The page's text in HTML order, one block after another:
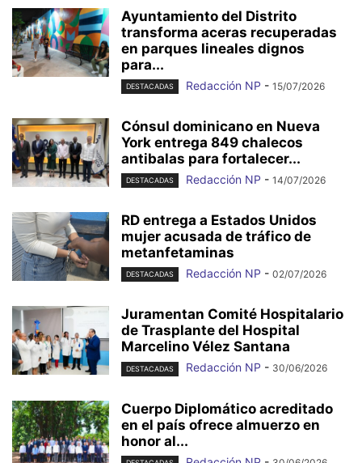
Ayuntamiento del Distrito
transforma aceras recuperadas
en parques lineales dignos
para...
DESTACADAS Redacción NP - 15/07/2026
Cónsul dominicano en Nueva
York entrega 849 chalecos
antibalas para fortalecer...
DESTACADAS Redacción NP - 14/07/2026
RD entrega a Estados Unidos
mujer acusada de tráfico de
metanfetaminas
DESTACADAS Redacción NP - 02/07/2026
Juramentan Comité Hospitalario
de Trasplante del Hospital
Marcelino Vélez Santana
DESTACADAS Redacción NP - 30/06/2026
Cuerpo Diplomático acreditado
en el país ofrece almuerzo en
honor al...